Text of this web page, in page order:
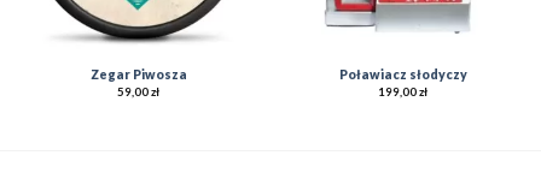
Zegar Piwosza
59,00zł
Poławiacz słodyczy
199,00zł